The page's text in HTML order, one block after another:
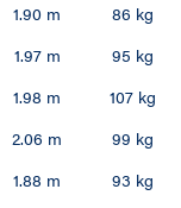
1.90 m
86 kg
1.97 m
95 kg
1.98 m
107 kg
2.06 m
99 kg
1.88 m
93 kg